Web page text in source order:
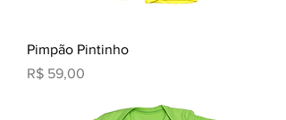
Pimpão Pintinho
Preço
R$ 59,00